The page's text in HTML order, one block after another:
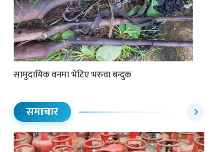
सामुदायिक वनमा भेटिए भरुवा बन्दुक
समाचार